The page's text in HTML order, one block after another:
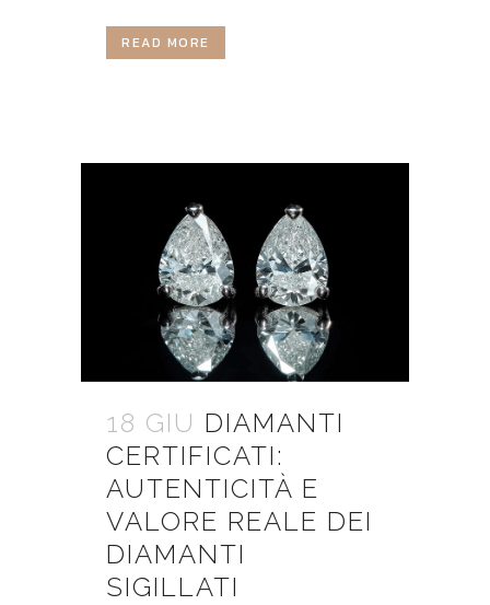
READ MORE
18 GIU DIAMANTI
CERTIFICATI:
AUTENTICITÀ E
VALORE REALE DEI
DIAMANTI
SIGILLATI